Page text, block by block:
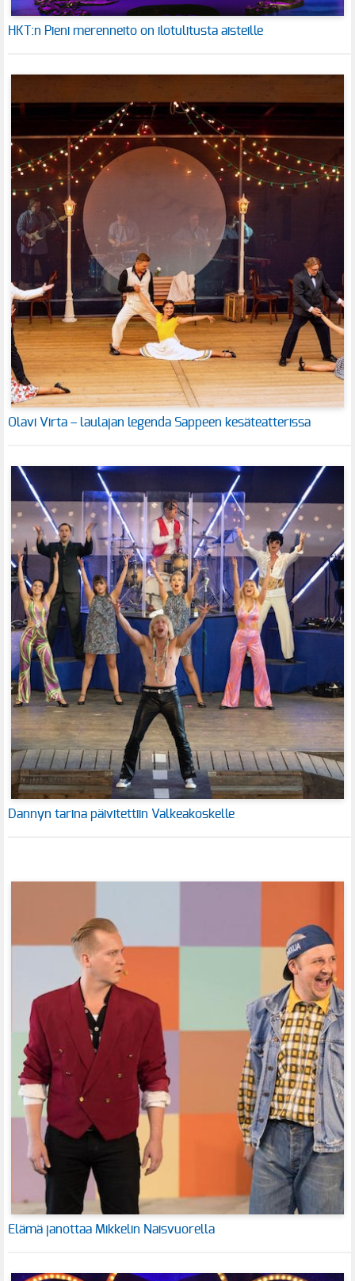
HKT:n Pieni merenneito on ilotulitusta aisteille
Olavi Virta – laulajan legenda Sappeen kesäteatterissa
Dannyn tarina päivitettiin Valkeakoskelle
Elämä janottaa Mikkelin Naisvuorella